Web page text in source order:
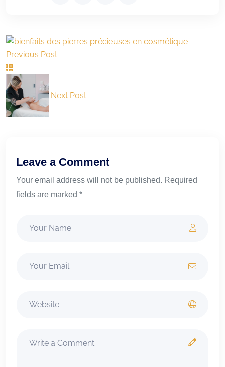
Previous Post
Next Post
Leave a Comment
Your email address will not be published. Required
fields are marked *